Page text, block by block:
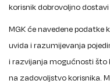
korisnik dobrovoljno dostavi
MGK će navedene podatke
uvida i razumijevanja
i razvijanja mogućnosti što
na zadovoljstvo korisnika.